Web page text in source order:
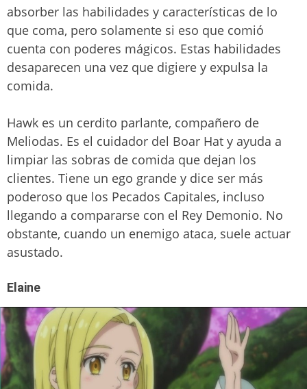
absorber las habilidades y características de lo
que coma, pero solamente si eso que comió
cuenta con poderes mágicos. Estas habilidades
desaparecen una vez que digiere y expulsa la
comida.
Hawk es un cerdito parlante, compañero de
Meliodas. Es el cuidador del Boar Hat y ayuda a
limpiar las sobras de comida que dejan los
clientes. Tiene un ego grande y dice ser más
poderoso que los Pecados Capitales, incluso
llegando a compararse con el Rey Demonio. No
obstante, cuando un enemigo ataca, suele actuar
asustado.
Elaine